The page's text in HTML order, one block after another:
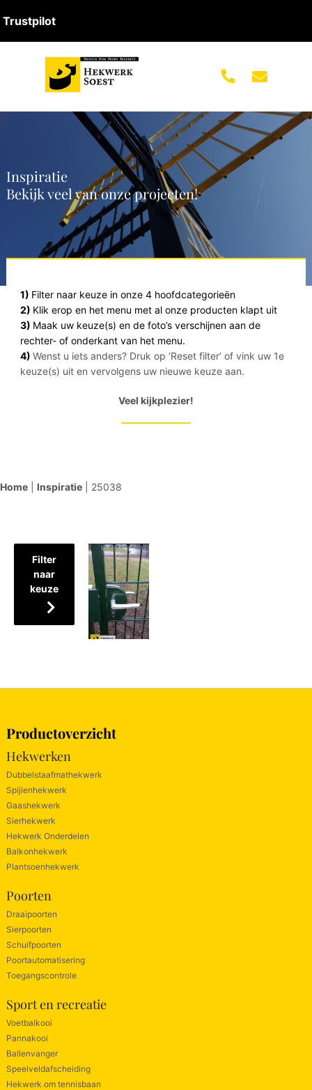
Trustpilot
Inspiratie
Bekijk veel van onze projecten!
1) Filter naar keuze in onze 4 hoofdcategorieën
2) Klik erop en het menu met al onze producten klapt uit
3) Maak uw keuze(s) en de foto’s verschijnen aan de
rechter- of onderkant van het menu.
4) Wenst u iets anders? Druk op ‘Reset filter’ of vink uw 1e
keuze(s) uit en vervolgens uw nieuwe keuze aan.
Veel kijkplezier!
Home Inspiratie 25038
Filter
naar
keuze
Productoverzicht
Hekwerken
Dubbelstaafmathekwerk
Spijlenhekwerk
Gaashekwerk
Sierhekwerk
Hekwerk Onderdelen
Balkonhekwerk
Plantsoenhekwerk
Poorten
Draaipoorten
Sierpoorten
Schuifpoorten
Poortautomatisering
Toegangscontrole
Sport en recreatie
Voetbalkooi
Pannakooi
Ballenvanger
Speelveldafscheiding
Hekwerk om tennisbaan